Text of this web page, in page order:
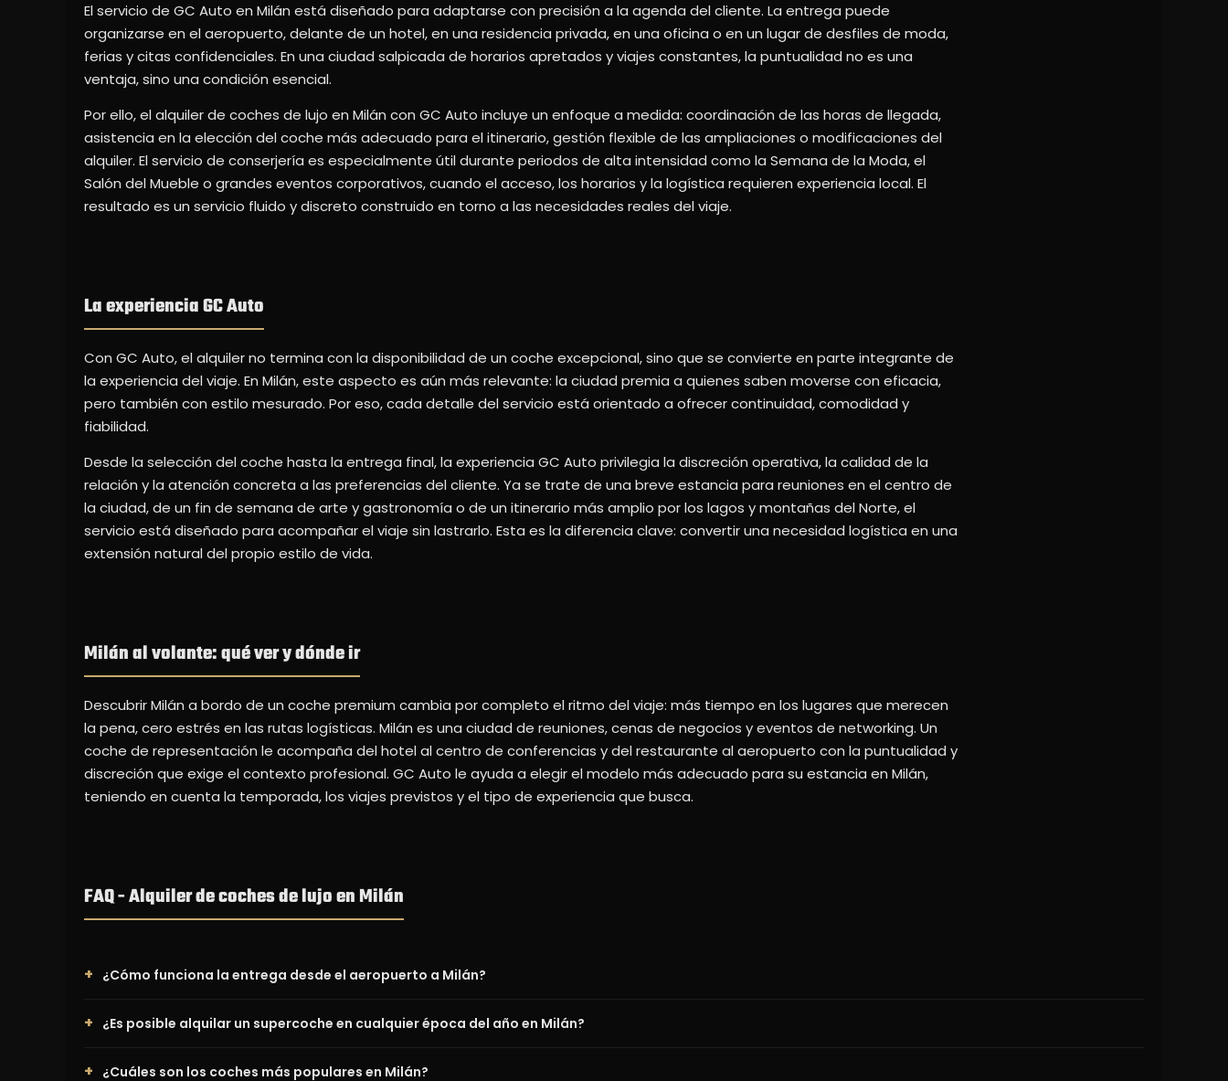
El servicio de GC Auto en Milán está diseñado para adaptarse con precisión a la agenda del cliente. La entrega puede
organizarse en el aeropuerto, delante de un hotel, en una residencia privada, en una oficina o en un lugar de desfiles de moda,
ferias y citas confidenciales. En una ciudad salpicada de horarios apretados y viajes constantes, la puntualidad no es una
ventaja, sino una condición esencial.
Por ello, el alquiler de coches de lujo en Milán con GC Auto incluye un enfoque a medida: coordinación de las horas de llegada,
asistencia en la elección del coche más adecuado para el itinerario, gestión flexible de las ampliaciones o modificaciones del
alquiler. El servicio de conserjería es especialmente útil durante periodos de alta intensidad como la Semana de la Moda, el
Salón del Mueble o grandes eventos corporativos, cuando el acceso, los horarios y la logística requieren experiencia local. El
resultado es un servicio fluido y discreto construido en torno a las necesidades reales del viaje.
La experiencia GC Auto
Con GC Auto, el alquiler no termina con la disponibilidad de un coche excepcional, sino que se convierte en parte integrante de
la experiencia del viaje. En Milán, este aspecto es aún más relevante: la ciudad premia a quienes saben moverse con eficacia,
pero también con estilo mesurado. Por eso, cada detalle del servicio está orientado a ofrecer continuidad, comodidad y
fiabilidad.
Desde la selección del coche hasta la entrega final, la experiencia GC Auto privilegia la discreción operativa, la calidad de la
relación y la atención concreta a las preferencias del cliente. Ya se trate de una breve estancia para reuniones en el centro de
la ciudad, de un fin de semana de arte y gastronomía o de un itinerario más amplio por los lagos y montañas del Norte, el
servicio está diseñado para acompañar el viaje sin lastrarlo. Esta es la diferencia clave: convertir una necesidad logística en una
extensión natural del propio estilo de vida.
Milán al volante: qué ver y dónde ir
Descubrir Milán a bordo de un coche premium cambia por completo el ritmo del viaje: más tiempo en los lugares que merecen
la pena, cero estrés en las rutas logísticas. Milán es una ciudad de reuniones, cenas de negocios y eventos de networking. Un
coche de representación le acompaña del hotel al centro de conferencias y del restaurante al aeropuerto con la puntualidad y
discreción que exige el contexto profesional. GC Auto le ayuda a elegir el modelo más adecuado para su estancia en Milán,
teniendo en cuenta la temporada, los viajes previstos y el tipo de experiencia que busca.
FAQ - Alquiler de coches de lujo en Milán
¿Cómo funciona la entrega desde el aeropuerto a Milán?
¿Es posible alquilar un supercoche en cualquier época del año en Milán?
¿Cuáles son los coches más populares en Milán?